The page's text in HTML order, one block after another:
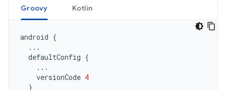
Groovy Kotlin
android {
...
defaultConfig {
...
versionCode 4
}